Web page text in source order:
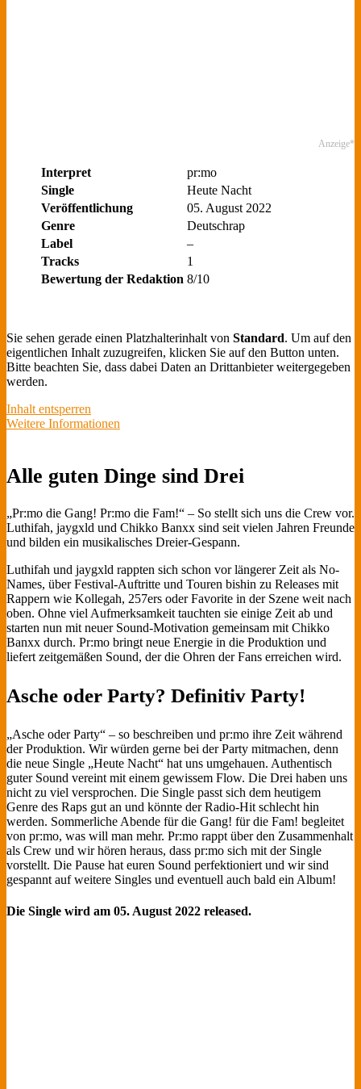
Anzeige*
Interpret
pr:mo
Single
Heute Nacht
Veröffentlichung
05. August 2022
Genre
Deutschrap
Label
–
Tracks
1
Bewertung der Redaktion 8/10
Sie sehen gerade einen Platzhalterinhalt von Standard. Um auf den
eigentlichen Inhalt zuzugreifen, klicken Sie auf den Button unten.
Bitte beachten Sie, dass dabei Daten an Drittanbieter weitergegeben
werden.
Inhalt entsperren
Weitere Informationen
Alle guten Dinge sind Drei
„Pr:mo die Gang! Pr:mo die Fam!“ – So stellt sich uns die Crew vor.
Luthifah, jaygxld und Chikko Banxx sind seit vielen Jahren Freunde
und bilden ein musikalisches Dreier-Gespann.
Luthifah und jaygxld rappten sich schon vor längerer Zeit als No-
Names, über Festival-Auftritte und Touren bishin zu Releases mit
Rappern wie Kollegah, 257ers oder Favorite in der Szene weit nach
oben. Ohne viel Aufmerksamkeit tauchten sie einige Zeit ab und
starten nun mit neuer Sound-Motivation gemeinsam mit Chikko
Banxx durch. Pr:mo bringt neue Energie in die Produktion und
liefert zeitgemäßen Sound, der die Ohren der Fans erreichen wird.
Asche oder Party? Definitiv Party!
„Asche oder Party“ – so beschreiben und pr:mo ihre Zeit während
der Produktion. Wir würden gerne bei der Party mitmachen, denn
die neue Single „Heute Nacht“ hat uns umgehauen. Authentisch
guter Sound vereint mit einem gewissem Flow. Die Drei haben uns
nicht zu viel versprochen. Die Single passt sich dem heutigem
Genre des Raps gut an und könnte der Radio-Hit schlecht hin
werden. Sommerliche Abende für die Gang! für die Fam! begleitet
von pr:mo, was will man mehr. Pr:mo rappt über den Zusammenhalt
als Crew und wir hören heraus, dass pr:mo sich mit der Single
vorstellt. Die Pause hat euren Sound perfektioniert und wir sind
gespannt auf weitere Singles und eventuell auch bald ein Album!
Die Single wird am 05. August 2022 released.